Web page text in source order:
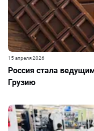
Россия стала
Грузию
15 апреля 2026